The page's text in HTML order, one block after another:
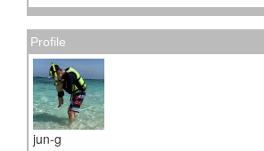
Profile
jun-g